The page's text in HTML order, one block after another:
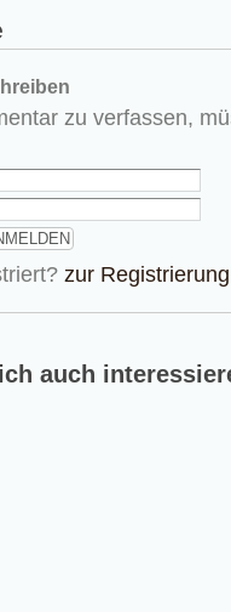
zu verfassen,
zur Registrierung
auch